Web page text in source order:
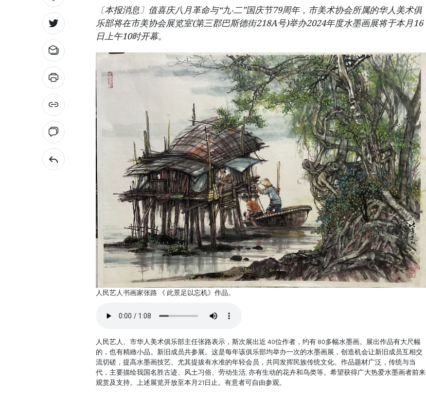
〔本报消息〕值喜庆八月革命与“九‧二”国庆节79周年，市美术协会所属的华人美术俱
乐部将在市美协会展览室(第三郡巴斯德街218A号)举办2024年度水墨画展将于本月16
日上午10时开幕。
人民艺人书画家张路 《 此景足以忘机》作品。
人民艺人、市华人美术俱乐部主任张路表示，斯次展出近 40位作者，约有 80多幅水墨画。展出作品有大尺幅
的，也有精緻小品。新旧成员共参展。这是每年该俱乐部均举办一次的水墨画展，创造机会让新旧成员互相交
流切磋，提高水墨画技艺、尤其提拔有水准的年轻会员，共同发挥民族传统文化。作品题材广泛，传统与当
代，主要描绘我国名胜古迹、风土习俗、劳动生活, 亦有生动的花卉和鸟类等。希望获得广大热爱水墨画者前来
观赏及支持。上述展览开放至本月21日止。有意者可自由参观。